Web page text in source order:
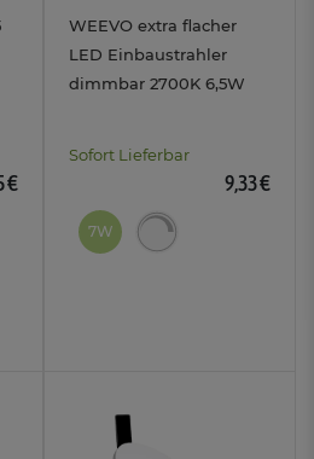
€
WEEVO extra flacher
LED Einbaustrahler
dimmbar 2700K 6,5W
Sofort Lieferbar
9,33 €
7W